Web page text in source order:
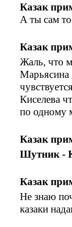
Казак
А ты сам
Казак
Жаль, что
Марьясина
Киселева
по одному
Казак
Шутник -
Казак
Не знаю
казаки